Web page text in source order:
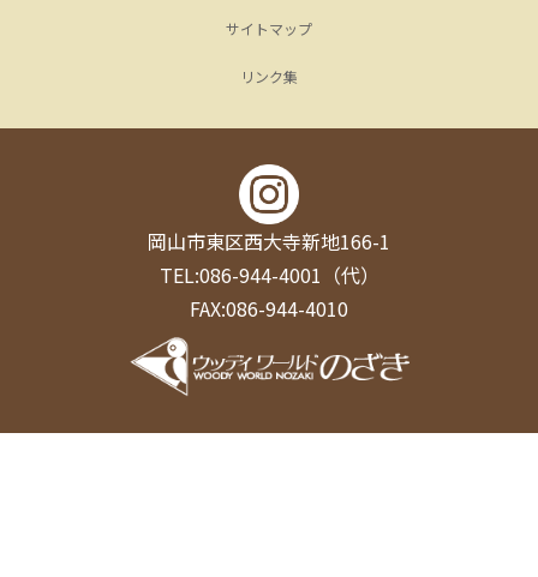
サイトマップ
リンク集
岡山市東区西大寺新地166-1
TEL:086-944-4001（代）
FAX:086-944-4010